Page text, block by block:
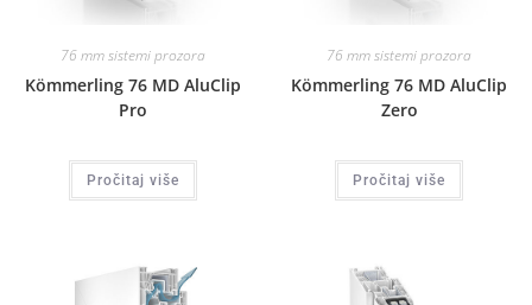
76 mm sistemi prozora
Kömmerling 76 MD AluClip
Pro
Pročitaj više
76 mm sistemi prozora
Kömmerling 76 MD AluClip
Zero
Pročitaj više